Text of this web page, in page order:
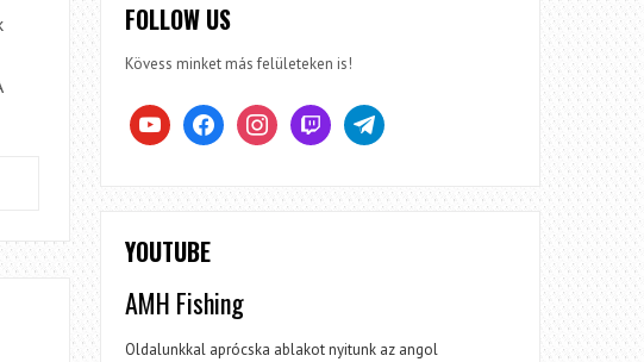
FOLLOW US
Kövess minket más felületeken is!
youtubefacebookinstagramtwitch telegram
YOUTUBE
AMH Fishing
Oldalunkkal aprócska ablakot nyitunk az angol